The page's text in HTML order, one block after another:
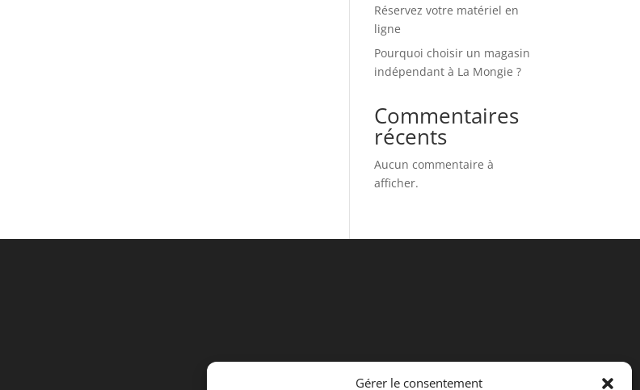
Gérer le consentement
Réservez votre matériel en
ligne
Pourquoi choisir un magasin
indépendant à La Mongie ?
Commentaires
récents
Aucun commentaire à
afficher.